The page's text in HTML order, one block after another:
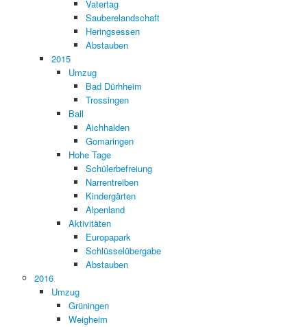
Vatertag
Sauberelandschaft
Heringsessen
Abstauben
2015
Umzug
Bad Dürhheim
Trossingen
Ball
Aichhalden
Gomaringen
Hohe Tage
Schülerbefreiung
Narrentreiben
Kindergärten
Alpenland
Aktivitäten
Europapark
Schlüsselübergabe
Abstauben
2016
Umzug
Grüningen
Weigheim